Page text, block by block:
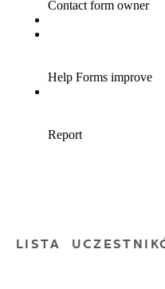
LISTA